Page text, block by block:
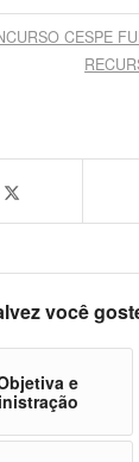
CESPE
você
e